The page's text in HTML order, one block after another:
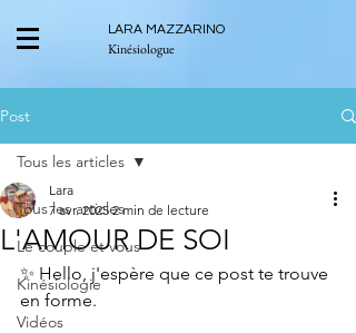
LARA MAZZARINO
Kinésiologue
Post
Tous les articles
Le couple et vous
Kinésiologie
Vidéos
Tous les articles
L'AMOUR DE SOI
Lara
7 avr. 2025 2 min de lecture
✨ Hello, j'espère que ce post te trouve
en forme.